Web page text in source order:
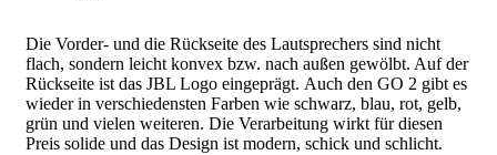
Die Vorder- und die Rückseite des Lautsprechers sind nicht
flach, sondern leicht konvex bzw. nach außen gewölbt. Auf der
Rückseite ist das JBL Logo eingeprägt. Auch den GO 2 gibt es
wieder in verschiedensten Farben wie schwarz, blau, rot, gelb,
grün und vielen weiteren. Die Verarbeitung wirkt für diesen
Preis solide und das Design ist modern, schick und schlicht.